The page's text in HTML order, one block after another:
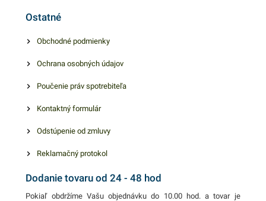
Ostatné
Obchodné podmienky
Ochrana osobných údajov
Poučenie práv spotrebiteľa
Kontaktný formulár
Odstúpenie od zmluvy
Reklamačný protokol
Dodanie tovaru od 24 - 48 hod
Pokiaľ obdržíme Vašu objednávku do 10.00 hod. a tovar je